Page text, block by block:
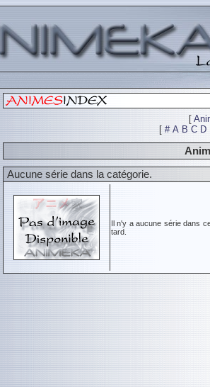
[
[ # A B C D
Aucune série dans la catégorie.
Il n'y a aucune série dans
tard.